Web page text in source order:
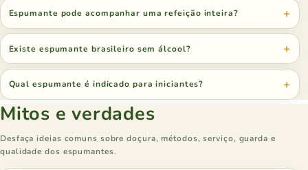
Espumante pode acompanhar uma refeição inteira?
Existe espumante brasileiro sem álcool?
Qual espumante é indicado para iniciantes?
Mitos e verdades
Desfaça ideias comuns sobre doçura, métodos, serviço, guarda e
qualidade dos espumantes.